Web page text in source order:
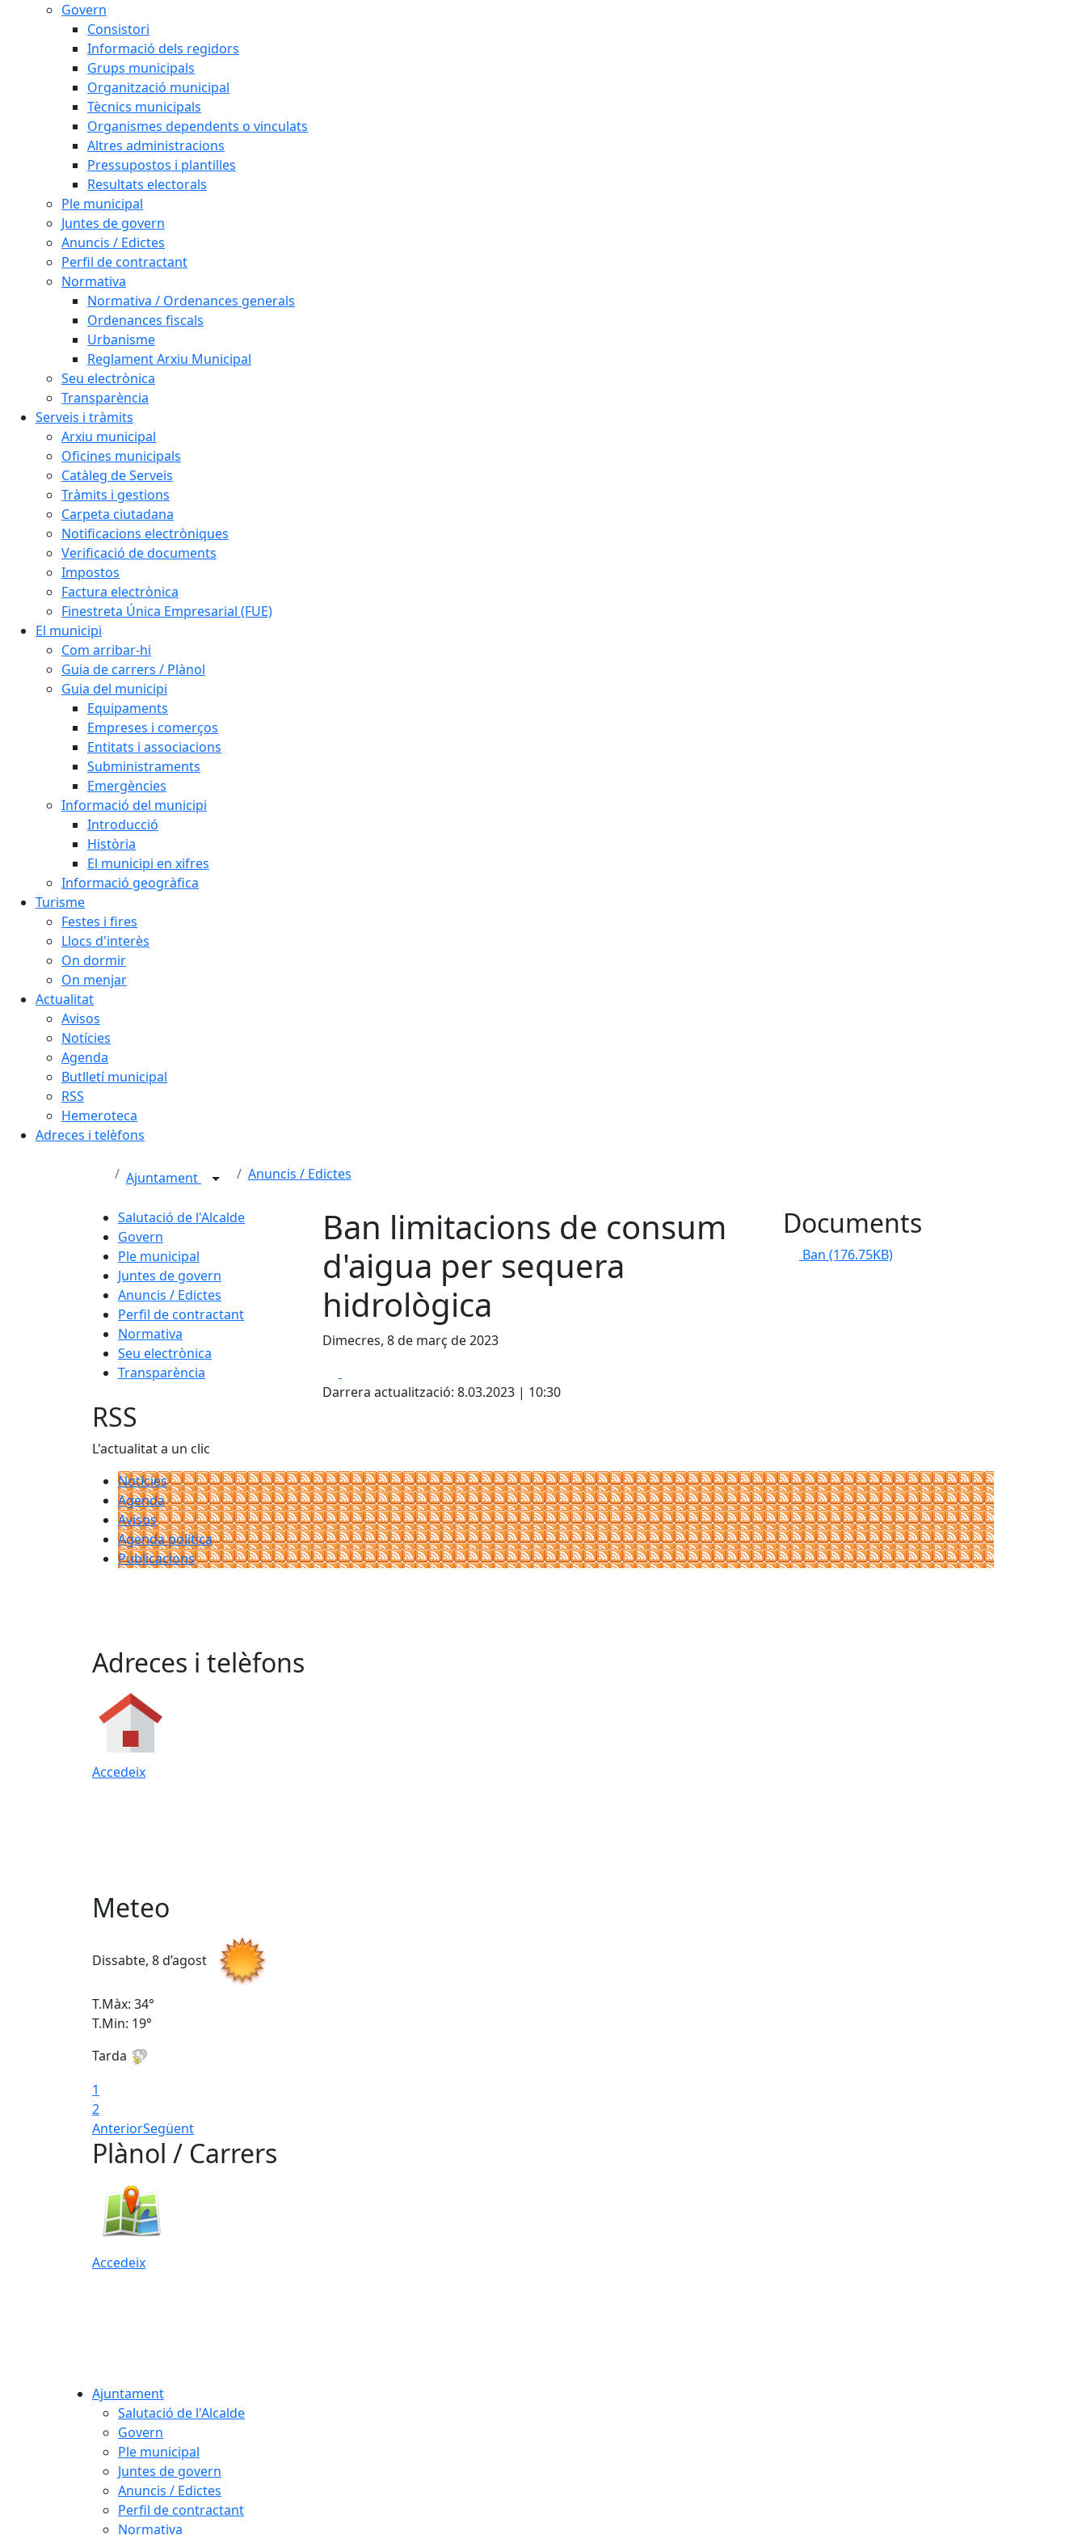
Govern
Consistori
Informació dels regidors
Grups municipals
Organització municipal
Tècnics municipals
Organismes dependents o vinculats
Altres administracions
Pressupostos i plantilles
Resultats electorals
Ple municipal
Juntes de govern
Anuncis / Edictes
Perfil de contractant
Normativa
Normativa / Ordenances generals
Ordenances fiscals
Urbanisme
Reglament Arxiu Municipal
Seu electrònica
Transparència
Serveis i tràmits
Arxiu municipal
Oficines municipals
Catàleg de Serveis
Tràmits i gestions
Carpeta ciutadana
Notificacions electròniques
Verificació de documents
Impostos
Factura electrònica
Finestreta Única Empresarial (FUE)
El municipi
Com arribar-hi
Guia de carrers / Plànol
Guia del municipi
Equipaments
Empreses i comerços
Entitats i associacions
Subministraments
Emergències
Informació del municipi
Introducció
Història
El municipi en xifres
Informació geogràfica
Turisme
Festes i fires
Llocs d'interès
On dormir
On menjar
Actualitat
Avisos
Notícies
Agenda
Butlletí municipal
RSS
Hemeroteca
Adreces i telèfons
Ajuntament Anuncis / Edictes
Salutació de l'Alcalde
Govern
Ple municipal
Juntes de govern
Anuncis / Edictes
Perfil de contractant
Normativa
Seu electrònica
Transparència
Ban limitacions de consum
d'aigua per sequera
hidrològica
Dimecres, 8 de març de 2023
Darrera actualització: 8.03.2023 | 10:30
Documents
Ban (176.75KB)
RSS
L'actualitat a un clic
Notícies
Agenda
Avisos
Agenda política
Publicacions
Adreces i telèfons
Accedeix
Meteo
Dissabte, 8 d’agost
T.Màx: 34°
T.Min: 19°
Tarda
1
2
AnteriorSegüent
Plànol / Carrers
Accedeix
Ajuntament
Salutació de l'Alcalde
Govern
Ple municipal
Juntes de govern
Anuncis / Edictes
Perfil de contractant
Normativa